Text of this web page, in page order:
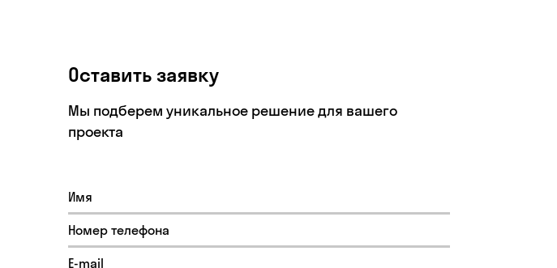
Оставить заявку
Мы подберем уникальное решение для вашего
проекта